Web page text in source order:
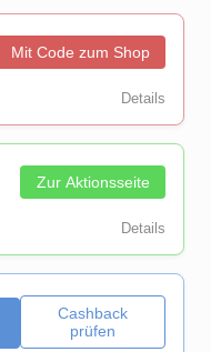
Mit Code zum Shop
Details
Zur Aktionsseite
Details
Cashback
prüfen